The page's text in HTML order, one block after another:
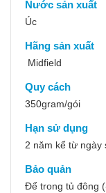
Nước sản xuất
Úc
Hãng sản xuất
Midfield
Quy cách
350gram/gói
Hạn sử dụng
2 năm kể từ ngày
Bảo quản
Để trong tủ đông